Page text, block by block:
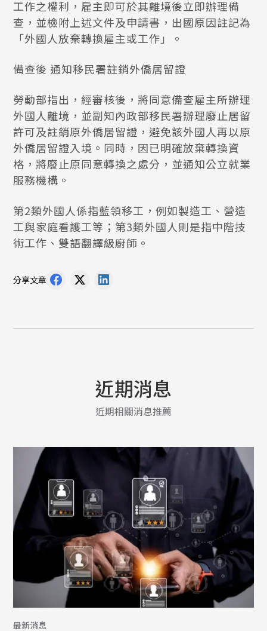
工作之權利，雇主即可於其離境後立即辦理備
查，並檢附上述文件及申請書，出國原因註記為
「外國人放棄轉換雇主或工作」。
備查後 通知移民署註銷外僑居留證
勞動部指出，經審核後，將同意備查雇主所辦理
外國人離境，並副知內政部移民署辦理廢止居留
許可及註銷原外僑居留證，避免該外國人再以原
外僑居留證入境。同時，因已明確放棄轉換資
格，將廢止原同意轉換之處分，並通知公立就業
服務機構。
第2類外國人係指藍領移工，例如製造工、營造
工與家庭看護工等；第3類外國人則是指中階技
術工作、雙語翻譯級廚師。
分享文章
近期消息
近期相關消息推薦
最新消息